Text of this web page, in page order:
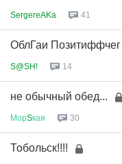
SergereAKa 41
ОблГаи Позитиффчег
S@SH! 14
не обычный обед...
МорSкая 30
Тобольск!!!!